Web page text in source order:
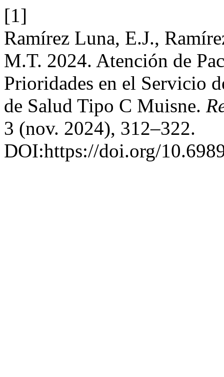
[1]
Ramírez Luna, E.J.,
M.T. 2024. Atención de
Prioridades en el Servicio
de Salud Tipo C Muisne.
3 (nov. 2024), 312–322.
DOI:https://doi.org/